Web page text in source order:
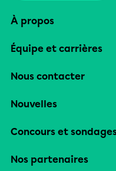
À propos
Équipe et carrières
Nous contacter
Nouvelles
Concours et
Nos partenaires